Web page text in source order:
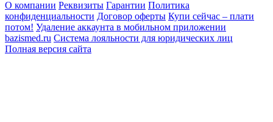
О компании Реквизиты Гарантии Политика
конфиденциальности Договор оферты Купи сейчас – плати
потом! Удаление аккаунта в мобильном приложении
bazismed.ru Система лояльности для юридических лиц
Полная версия сайта